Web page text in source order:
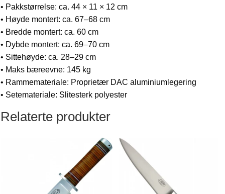
• Pakkstørrelse: ca. 44 × 11 × 12 cm
• Høyde montert: ca. 67–68 cm
• Bredde montert: ca. 60 cm
• Dybde montert: ca. 69–70 cm
• Sittehøyde: ca. 28–29 cm
• Maks bæreevne: 145 kg
• Rammemateriale: Proprietær DAC aluminiumlegering
• Setemateriale: Slitesterk polyester
Relaterte produkter